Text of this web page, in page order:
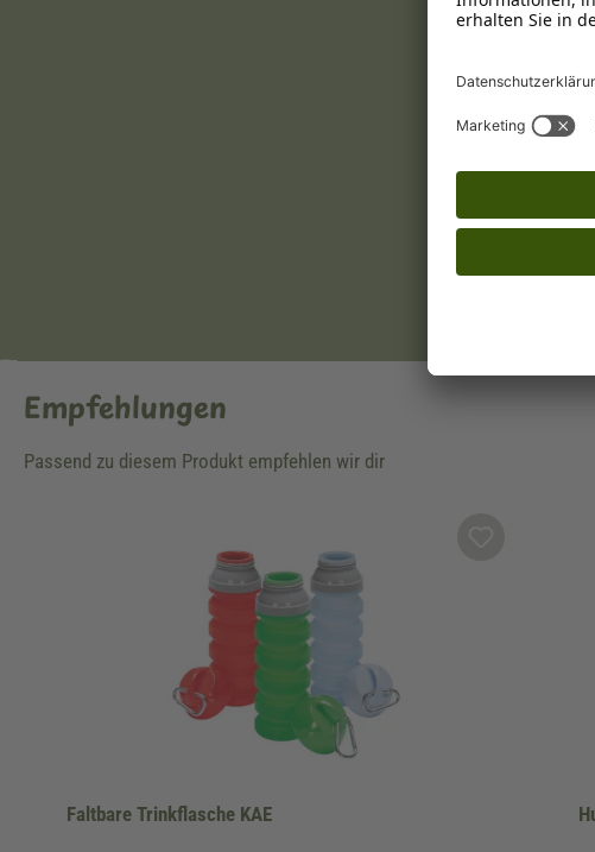
Empfehlungen
Passend zu diesem Produkt empfehlen wir dir
Faltbare Trinkflasche KAE